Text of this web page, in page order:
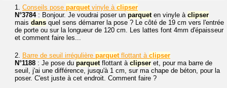
1. Conseils pose parquetvinyle à clipser
N°3784: Bonjour. Je voudrai poser un parqueten vinyle à clipser
mais dans quel sens démarrer la pose ? Le côté de 19 cm vers l'entrée
de porte ou sur la longueur de 120 cm. Les lattes font 4mm d'épaisseur
et comment faire les...
2. Barre de seuil irrégulière parquetflottant à clipser
N°1188 : Je pose du parquetflottant à clipser et, pour ma barre de
seuil, j'ai une différence, jusqu'à 1 cm, sur ma chape de béton, pour la
poser. C'est juste à cet endroit. Comment faire ?